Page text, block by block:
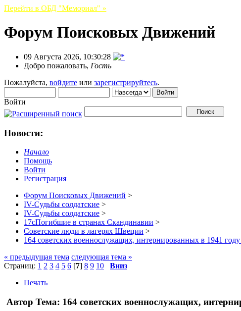
Перейти в ОБД "Мемориал" »
Форум Поисковых Движений
09 Августа 2026, 10:30:28
Добро пожаловать, Гость
Пожалуйста, войдите или зарегистрируйтесь.
Войти
Новости:
Начало
Помощь
Войти
Регистрация
Форум Поисковых Движений >
IV-Судьбы солдатские >
IV-Судьбы солдатские >
17сПогибшие в странах Скандинавии >
Советские люди в лагерях Швеции >
164 советских военнослужащих, интернированных в 1941
« предыдущая тема следующая тема »
Страниц: 1 2 3 4 5 6 [7] 8 9 10
Вниз
Печать
Автор Тема: 164 советских военнослужащих,